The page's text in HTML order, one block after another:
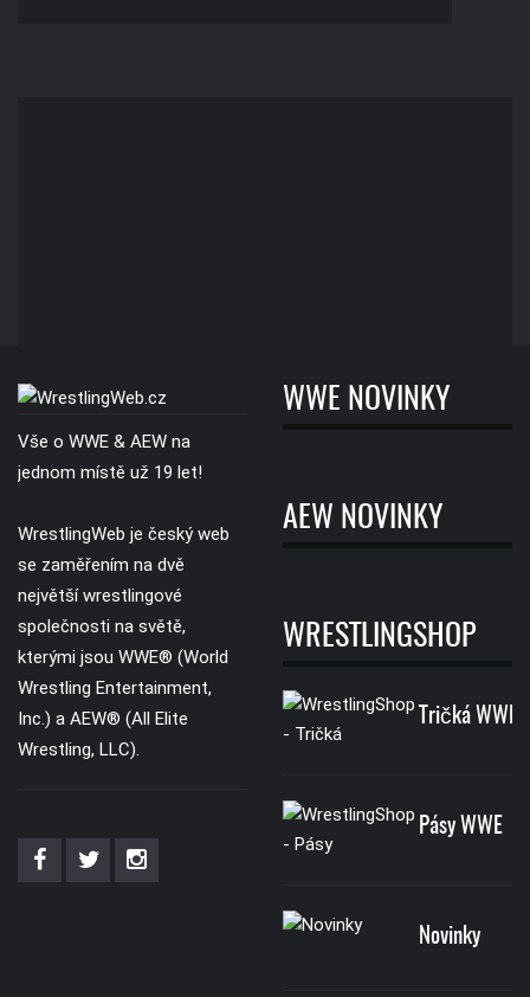
Vše o WWE & AEW na
jednom místě už 19 let!
WrestlingWeb je český web
se zaměřením na dvě
největší wrestlingové
společnosti na světě,
kterými jsou WWE® (World
Wrestling Entertainment,
Inc.) a AEW® (All Elite
Wrestling, LLC).
WWE NOVINKY
AEW NOVINKY
WRESTLINGSHOP
Tričká WWE
Pásy WWE
Novinky